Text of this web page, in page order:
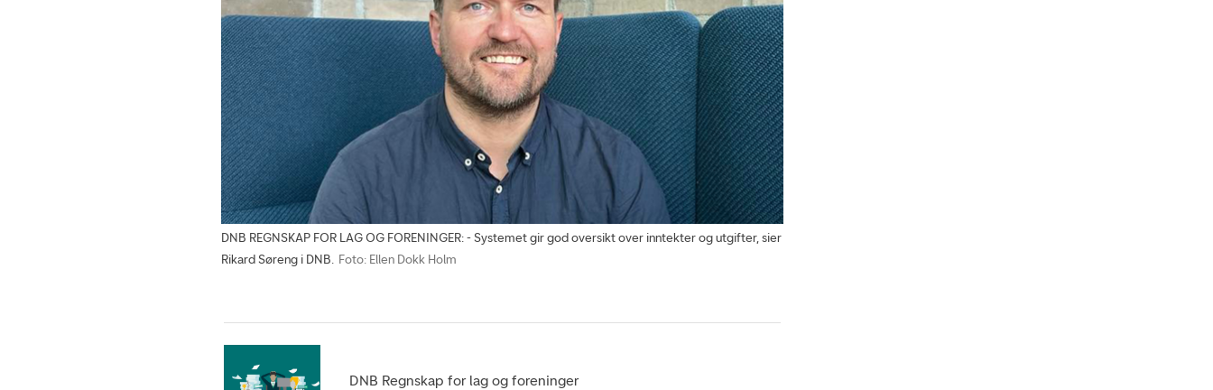
DNB REGNSKAP FOR LAG OG FORENINGER: - Systemet gir god oversikt over inntekter og utgifter, sier
Rikard Søreng i DNB. Foto: Ellen Dokk Holm
DNB Regnskap for lag og foreninger